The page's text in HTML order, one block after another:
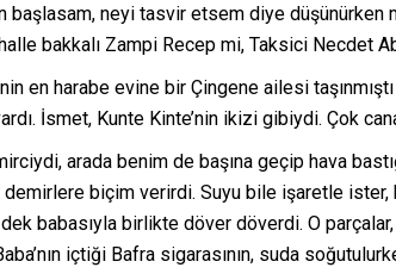
başlasam, neyi tasvir etsem diye
bakkalı Zampi Recep mi, Taksici Necdet
en harabe evine bir Çingene ailesi
İsmet, Kunte Kinte’nin ikizi gibiydi. Çok
arada benim de başına geçip hava
demirlere biçim verirdi. Suyu bile işaretle
babasıyla birlikte döver döverdi. O
içtiği Bafra sigarasının, suda